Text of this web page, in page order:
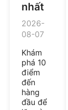
nhất
2026-
08-07
Khám
phá 10
điểm
đến
hàng
đầu để